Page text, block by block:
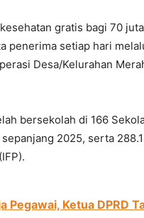
gratis bagi 70
penerima setiap hari
Desa/Kelurahan
bersekolah di 166
2025, serta
Pegawai, Ketua DPRD